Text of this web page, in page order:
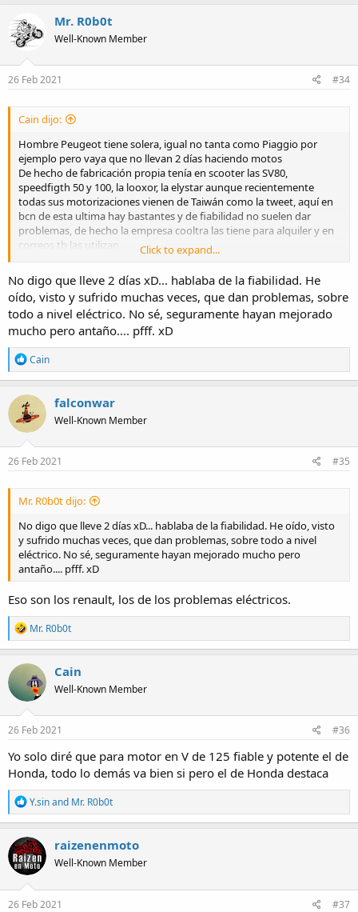
t
i
n
s
Mr. R0b0t
Well-Known Member
26 Feb 2021 #34
Cain dijo:
Hombre Peugeot tiene solera, igual no tanta como Piaggio por
ejemplo pero vaya que no llevan 2 días haciendo motos
De hecho de fabricación propia tenía en scooter las SV80,
speedfigth 50 y 100, la looxor, la elystar aunque recientemente
todas sus motorizaciones vienen de Taiwán como la tweet, aquí en
bcn de esta ultima hay bastantes y de fiabilidad no suelen dar
problemas, de hecho la empresa cooltra las tiene para alquiler y en
correos tb las utilizan
No es una Honda sh ni Piaggio liberty pero vaya que ni tan mal
Por cierto la tweet monta motor SYM pero particularmente me
parece mejor acabada que las Sym
Click to expand...
No digo que lleve 2 días xD... hablaba de la fiabilidad. He
oído, visto y sufrido muchas veces, que dan problemas, sobre
todo a nivel eléctrico. No sé, seguramente hayan mejorado
mucho pero antaño.... pfff. xD
R
e
a
c
t
i
o
n
s
Cain
falconwar
Well-Known Member
26 Feb 2021 #35
Mr. R0b0t dijo:
No digo que lleve 2 días xD... hablaba de la fiabilidad. He oído, visto
y sufrido muchas veces, que dan problemas, sobre todo a nivel
eléctrico. No sé, seguramente hayan mejorado mucho pero
antaño.... pfff. xD
Eso son los renault, los de los problemas eléctricos.
R
e
a
c
t
i
o
n
s
Mr. R0b0t
Cain
Well-Known Member
26 Feb 2021 #36
Yo solo diré que para motor en V de 125 fiable y potente el de
Honda, todo lo demás va bien si pero el de Honda destaca
R
e
a
c
t
i
o
n
s
Y.sinand Mr. R0b0t
raizenenmoto
Well-Known Member
26 Feb 2021 #37